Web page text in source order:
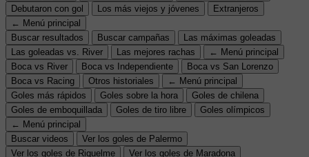
Debutaron con gol
Los más viejos y jóvenes
Extranjeros
← Menú principal
Buscar resultados
Buscar campañas
Las máximas goleadas
Las goleadas vs. River
Las mejores rachas
← Menú principal
Boca vs River
Boca vs Independiente
Boca vs San Lorenzo
Boca vs Racing
Otros historiales
← Menú principal
Goles más rápidos
Goles sobre la hora
Goles de chilena
Goles de emboquillada
Goles de tiro libre
Goles olímpicos
← Menú principal
Buscar videos
Ver los goles de Palermo
Ver los goles de Riquelme
Ver los goles de Maradona